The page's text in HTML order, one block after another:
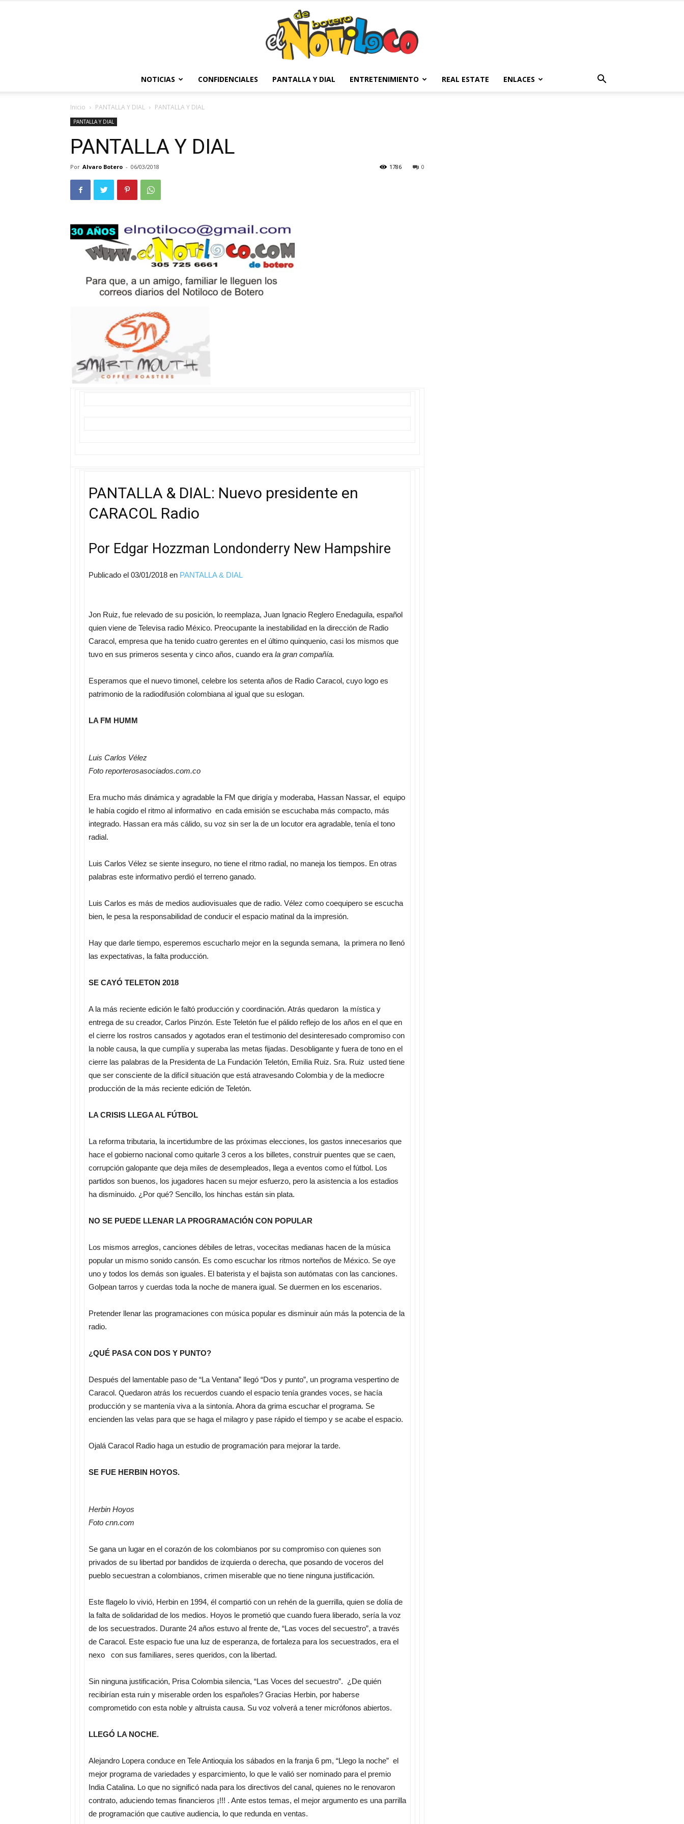
NOTICIAS CONFIDENCIALES PANTALLA Y DIAL ENTRETENIMIENTO REAL ESTATE ENLACES
Inicio PANTALLA Y DIAL PANTALLA Y DIAL
PANTALLA Y DIAL
PANTALLA Y DIAL
Por Alvaro Botero - 06/03/2018 0
1786
PANTALLA & DIAL: Nuevo presidente en
CARACOL Radio
Por Edgar Hozzman Londonderry New Hampshire
Publicado el 03/01/2018 en PANTALLA & DIAL
Jon Ruiz, fue relevado de su posición, lo reemplaza, Juan Ignacio Reglero Enedaguila, español
quien viene de Televisa radio México. Preocupante la inestabilidad en la dirección de Radio
Caracol, empresa que ha tenido cuatro gerentes en el último quinquenio, casi los mismos que
tuvo en sus primeros sesenta y cinco años, cuando era la gran compañía.
Esperamos que el nuevo timonel, celebre los setenta años de Radio Caracol, cuyo logo es
patrimonio de la radiodifusión colombiana al igual que su eslogan.
LA FM HUMM
Luis Carlos Vélez
Foto reporterosasociados.com.co
Era mucho más dinámica y agradable la FM que dirigía y moderaba, Hassan Nassar, el equipo
le había cogido el ritmo al informativo en cada emisión se escuchaba más compacto, más
integrado. Hassan era más cálido, su voz sin ser la de un locutor era agradable, tenía el tono
radial.
Luis Carlos Vélez se siente inseguro, no tiene el ritmo radial, no maneja los tiempos. En otras
palabras este informativo perdió el terreno ganado.
Luis Carlos es más de medios audiovisuales que de radio. Vélez como coequipero se escucha
bien, le pesa la responsabilidad de conducir el espacio matinal da la impresión.
Hay que darle tiempo, esperemos escucharlo mejor en la segunda semana, la primera no llenó
las expectativas, la falta producción.
SE CAYÓ TELETON 2018
A la más reciente edición le faltó producción y coordinación. Atrás quedaron la mística y
entrega de su creador, Carlos Pinzón. Este Teletón fue el pálido reflejo de los años en el que en
el cierre los rostros cansados y agotados eran el testimonio del desinteresado compromiso con
la noble causa, la que cumplía y superaba las metas fijadas. Desobligante y fuera de tono en el
cierre las palabras de la Presidenta de La Fundación Teletón, Emilia Ruiz. Sra. Ruiz usted tiene
que ser consciente de la difícil situación que está atravesando Colombia y de la mediocre
producción de la más reciente edición de Teletón.
LA CRISIS LLEGA AL FÚTBOL
La reforma tributaria, la incertidumbre de las próximas elecciones, los gastos innecesarios que
hace el gobierno nacional como quitarle 3 ceros a los billetes, construir puentes que se caen,
corrupción galopante que deja miles de desempleados, llega a eventos como el fútbol. Los
partidos son buenos, los jugadores hacen su mejor esfuerzo, pero la asistencia a los estadios
ha disminuido. ¿Por qué? Sencillo, los hinchas están sin plata.
NO SE PUEDE LLENAR LA PROGRAMACIÓN CON POPULAR
Los mismos arreglos, canciones débiles de letras, vocecitas medianas hacen de la música
popular un mismo sonido cansón. Es como escuchar los ritmos norteños de México. Se oye
uno y todos los demás son iguales. El baterista y el bajista son autómatas con las canciones.
Golpean tarros y cuerdas toda la noche de manera igual. Se duermen en los escenarios.
Pretender llenar las programaciones con música popular es disminuir aún más la potencia de la
radio.
¿QUÉ PASA CON DOS Y PUNTO?
Después del lamentable paso de “La Ventana” llegó “Dos y punto”, un programa vespertino de
Caracol. Quedaron atrás los recuerdos cuando el espacio tenía grandes voces, se hacía
producción y se mantenía viva a la sintonía. Ahora da grima escuchar el programa. Se
encienden las velas para que se haga el milagro y pase rápido el tiempo y se acabe el espacio.
Ojalá Caracol Radio haga un estudio de programación para mejorar la tarde.
SE FUE HERBIN HOYOS.
Herbin Hoyos
Foto cnn.com
Se gana un lugar en el corazón de los colombianos por su compromiso con quienes son
privados de su libertad por bandidos de izquierda o derecha, que posando de voceros del
pueblo secuestran a colombianos, crimen miserable que no tiene ninguna justificación.
Este flagelo lo vivió, Herbin en 1994, él compartió con un rehén de la guerrilla, quien se dolía de
la falta de solidaridad de los medios. Hoyos le prometió que cuando fuera liberado, sería la voz
de los secuestrados. Durante 24 años estuvo al frente de, “Las voces del secuestro”, a través
de Caracol. Este espacio fue una luz de esperanza, de fortaleza para los secuestrados, era el
nexo con sus familiares, seres queridos, con la libertad.
Sin ninguna justificación, Prisa Colombia silencia, “Las Voces del secuestro”. ¿De quién
recibirían esta ruin y miserable orden los españoles? Gracias Herbin, por haberse
comprometido con esta noble y altruista causa. Su voz volverá a tener micrófonos abiertos.
LLEGÓ LA NOCHE.
Alejandro Lopera conduce en Tele Antioquia los sábados en la franja 6 pm, “Llego la noche” el
mejor programa de variedades y esparcimiento, lo que le valió ser nominado para el premio
India Catalina. Lo que no significó nada para los directivos del canal, quienes no le renovaron
contrato, aduciendo temas financieros ¡!!! . Ante estos temas, el mejor argumento es una parrilla
de programación que cautive audiencia, lo que redunda en ventas.